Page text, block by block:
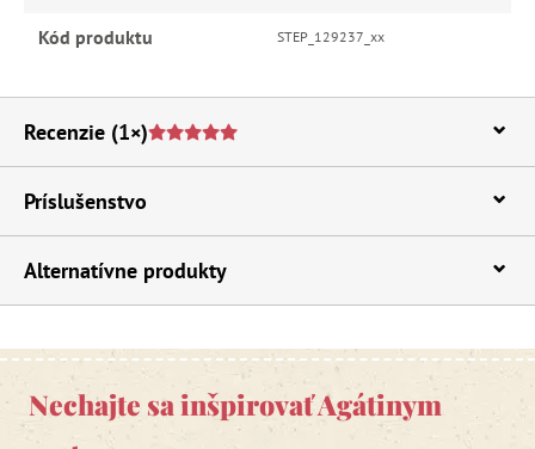
Kód produktu STEP_129237_xx
Recenzie (1×)
Príslušenstvo
Alternatívne produkty
Nechajte sa inšpirovať Agátinym